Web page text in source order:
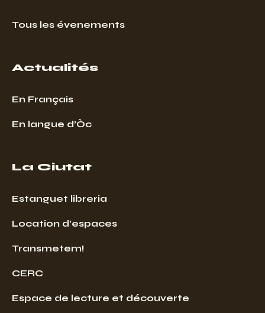
Tous les évenements
Actualités
En Français
En langue d’Òc
La Ciutat
Estanguet libreria
Location d’espaces
Transmetem!
CERC
Espace de lecture et découverte